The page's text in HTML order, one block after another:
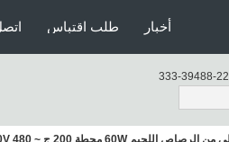
طلب اقتباس أخبار
86-122-